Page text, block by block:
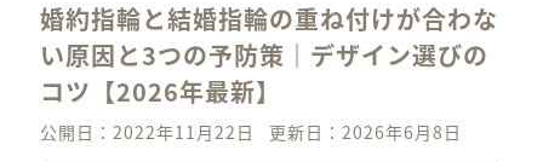
婚約指輪と結婚指輪の重ね付けが合わな
い原因と3つの予防策｜デザイン選びの
コツ【2026年最新】
公開日：2022年11月22日 更新日：2026年6月8日